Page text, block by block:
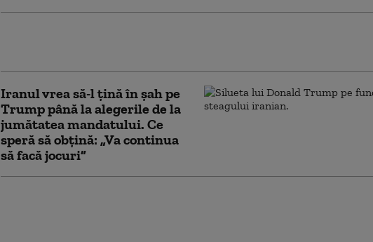
Iranul vrea să-l țină în șah pe
Trump până la alegerile de la
jumătatea mandatului. Ce
speră să obțină: „Va continua
să facă jocuri”